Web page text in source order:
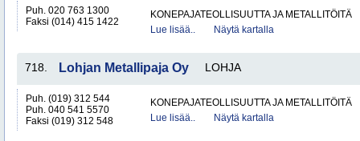
Puh. 020 763 1300
Faksi (014) 415 1422
KONEPAJATEOLLISUUTTA JA METALLITÖITÄ
Lue lisää..
Näytä kartalla
718. Lohjan Metallipaja Oy LOHJA
Puh. (019) 312 544
Puh. 040 541 5570
Faksi (019) 312 548
KONEPAJATEOLLISUUTTA JA METALLITÖITÄ
Lue lisää..
Näytä kartalla